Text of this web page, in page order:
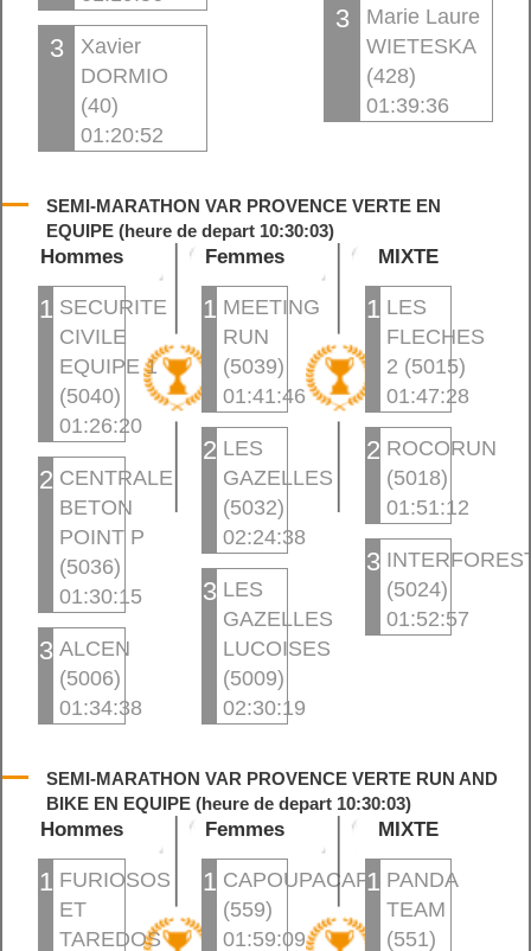
3
Xavier
DORMIO
(40)
01:20:52
3
Marie Laure
WIETESKA
(428)
01:39:36
SEMI-MARATHON VAR PROVENCE VERTE EN
EQUIPE (heure de depart 10:30:03)
Hommes
1 SECURITE
CIVILE
EQUIPE 1
(5040)
01:26:20
2 CENTRALE
BETON
POINT P
(5036)
01:30:15
3 ALCEN
(5006)
01:34:38
Femmes
1 MEETING
RUN
(5039)
01:41:46
2 LES
GAZELLES
(5032)
02:24:38
3 LES
GAZELLES
LUCOISES
(5009)
02:30:19
MIXTE
1 LES
FLECHES
2 (5015)
01:47:28
2 ROCORUN
(5018)
01:51:12
3
(5024)
01:52:57
SEMI-MARATHON VAR PROVENCE VERTE RUN AND
BIKE EN EQUIPE (heure de depart 10:30:03)
Hommes
1 FURIOSOS
ET
TAREDOS
Femmes
1 CAPOUPACAP3
(559)
01:59:09
MIXTE
1 PANDA
TEAM
(551)